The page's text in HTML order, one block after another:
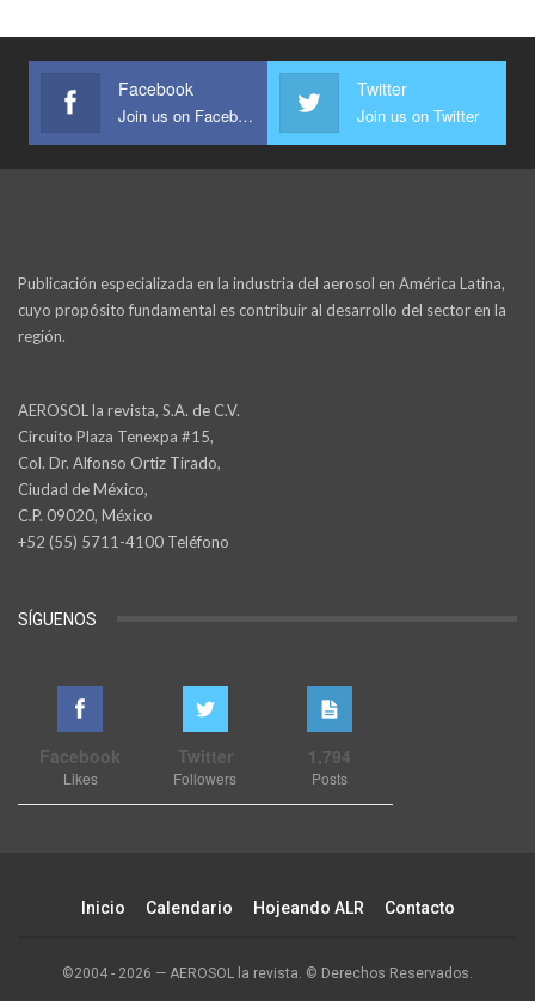
Facebook
Join us on Facebook
Twitter
Join us on Twitter
Publicación especializada en la industria del aerosol en América Latina,
cuyo propósito fundamental es contribuir al desarrollo del sector en la
región.
AEROSOL la revista, S.A. de C.V.
Circuito Plaza Tenexpa #15,
Col. Dr. Alfonso Ortiz Tirado,
Ciudad de México,
C.P. 09020, México
+52 (55) 5711-4100 Teléfono
SÍGUENOS
Facebook
Likes
Twitter
Followers
1,794
Posts
Inicio Calendario Hojeando ALR Contacto
©2004 - 2026 — AEROSOL la revista. © Derechos Reservados.